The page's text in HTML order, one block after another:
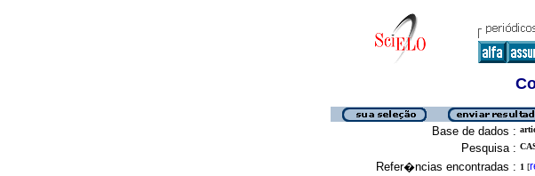
Base de dados :
Pesquisa :
Refer�ncias encontradas : 1 [